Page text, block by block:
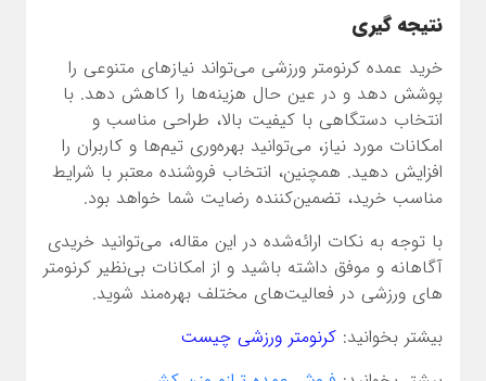
نتیجه گیری
خرید عمده کرنومتر ورزشی می‌تواند نیازهای متنوعی را
پوشش دهد و در عین حال هزینه‌ها را کاهش دهد. با
انتخاب دستگاهی با کیفیت بالا، طراحی مناسب و
امکانات مورد نیاز، می‌توانید بهره‌وری تیم‌ها و کاربران را
افزایش دهید. همچنین، انتخاب فروشنده معتبر با شرایط
مناسب خرید، تضمین‌کننده رضایت شما خواهد بود.
با توجه به نکات ارائه‌شده در این مقاله، می‌توانید خریدی
آگاهانه و موفق داشته باشید و از امکانات بی‌نظیر کرنومتر
های ورزشی در فعالیت‌های مختلف بهره‌مند شوید.
بیشتر بخوانید: کرنومتر ورزشی چیست